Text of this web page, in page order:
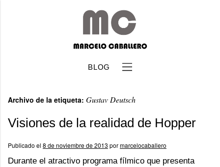
BLOG
Archivo de la etiqueta: Gustav Deutsch
Visiones de la realidad de Hopper
Publicado el 8 de noviembre de 2013 pormarcelocaballero
Durante el atractivo programa fílmico que presenta